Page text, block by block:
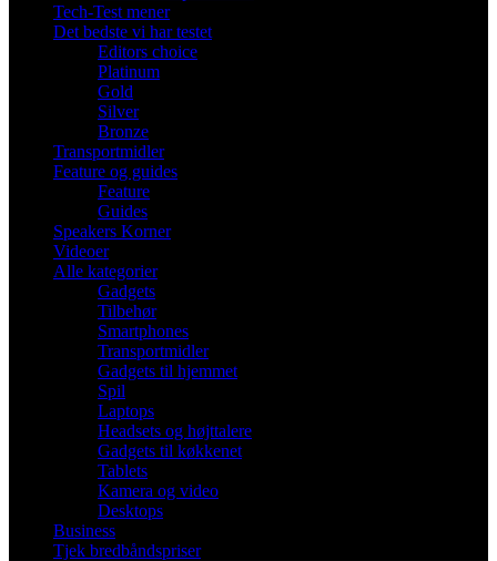
Tech-Test mener
Det bedste vi har testet
Editors choice
Platinum
Gold
Silver
Bronze
Transportmidler
Feature og guides
Feature
Guides
Speakers Korner
Videoer
Alle kategorier
Gadgets
Tilbehør
Smartphones
Transportmidler
Gadgets til hjemmet
Spil
Laptops
Headsets og højttalere
Gadgets til køkkenet
Tablets
Kamera og video
Desktops
Business
Tjek bredbåndspriser